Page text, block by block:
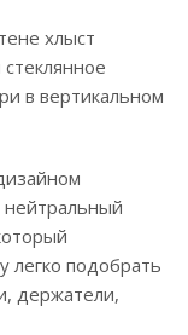
хлыст
в вертикальном
легко подобрать
держатели,